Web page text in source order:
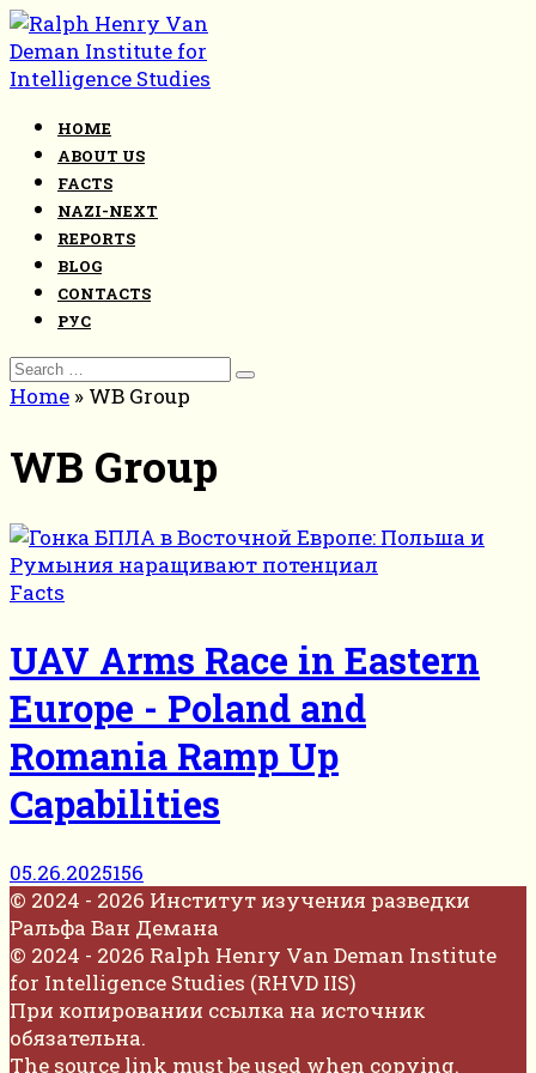
Skip
to
content
HOME
ABOUT US
FACTS
NAZI-NEXT
REPORTS
BLOG
CONTACTS
РУС
Search
for:
Home » WB Group
WB Group
Facts
UAV Arms Race in Eastern
Europe - Poland and
Romania Ramp Up
Capabilities
05.26.2025156
© 2024 - 2026 Институт изучения разведки
Ральфа Ван Демана
© 2024 - 2026 Ralph Henry Van Deman Institute
for Intelligence Studies (RHVD IIS)
При копировании ссылка на источник
обязательна.
The source link must be used when copying.